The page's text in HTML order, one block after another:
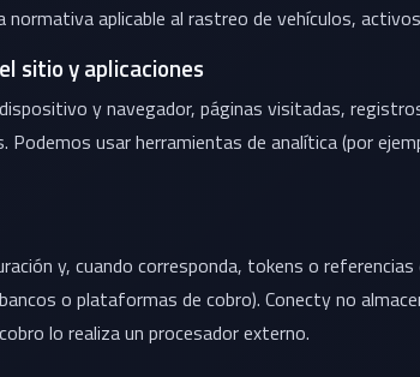
normativa aplicable al rastreo de vehículos,
sitio y aplicaciones
y navegador, páginas visitadas,
Podemos usar herramientas de analítica (por
y, cuando corresponda, tokens o
o plataformas de cobro). Conecty no
lo realiza un procesador externo.